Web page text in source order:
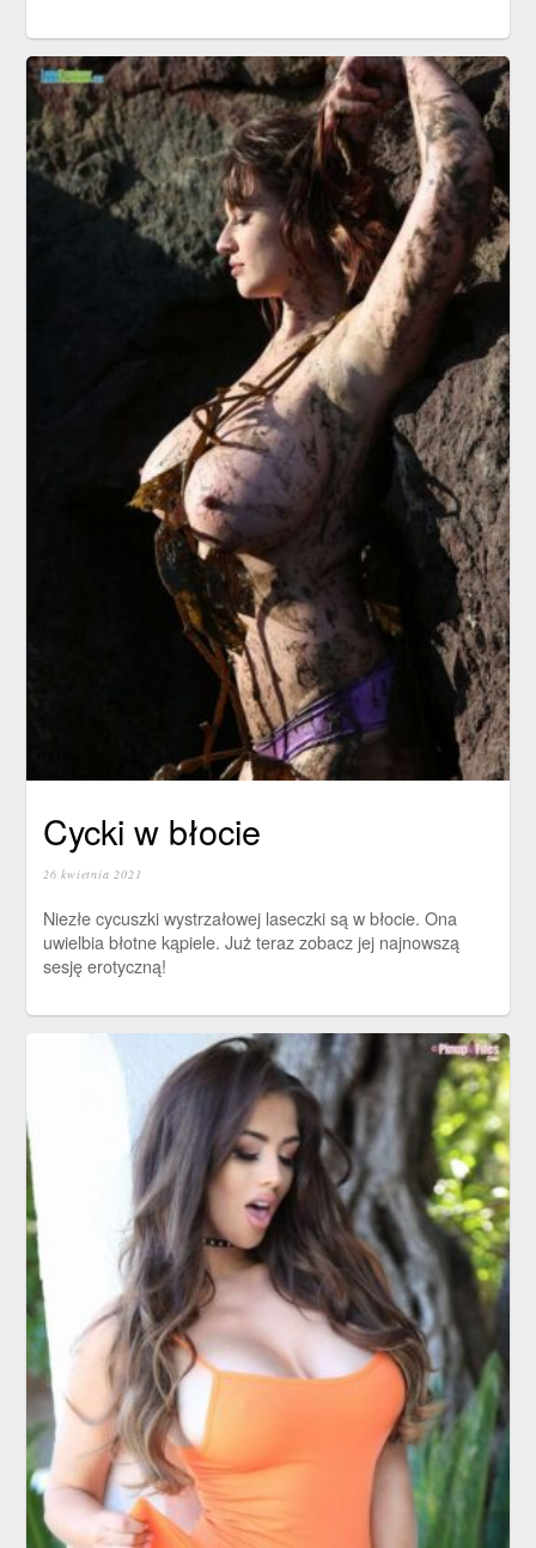
Cycki w błocie
26 kwietnia 2021
Niezłe cycuszki wystrzałowej laseczki są w błocie. Ona
uwielbia błotne kąpiele. Już teraz zobacz jej najnowszą
sesję erotyczną!